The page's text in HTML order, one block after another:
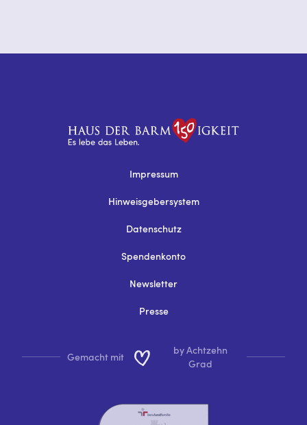
Impressum
Hinweisgebersystem
Datenschutz
Spendenkonto
Newsletter
Presse
Gemacht mit
by Achtzehn
Grad